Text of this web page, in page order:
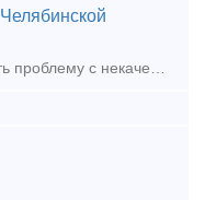
Челябинской